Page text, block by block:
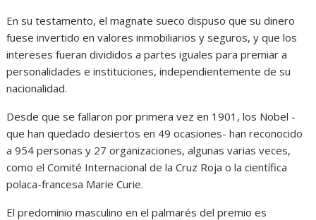
En su testamento, el magnate sueco dispuso que su dinero
fuese invertido en valores inmobiliarios y seguros, y que los
intereses fueran divididos a partes iguales para premiar a
personalidades e instituciones, independientemente de su
nacionalidad.
Desde que se fallaron por primera vez en 1901, los Nobel -
que han quedado desiertos en 49 ocasiones- han reconocido
a 954 personas y 27 organizaciones, algunas varias veces,
como el Comité Internacional de la Cruz Roja o la científica
polaca-francesa Marie Curie.
El predominio masculino en el palmarés del premio es